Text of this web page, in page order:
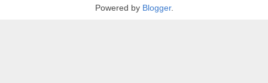
Powered by Blogger.